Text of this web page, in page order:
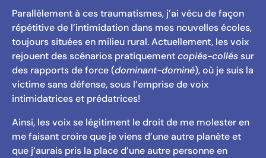
Parallèlement à ces traumatismes, j’ai vécu de façon
répétitive de l’intimidation dans mes nouvelles écoles,
toujours situées en milieu rural. Actuellement, les voix
rejouent des scénarios pratiquementcopiés-colléssur
des rapports de force (dominant-dominé), où je suis la
victime sans défense, sous l’emprise de voix
intimidatrices et prédatrices!
Ainsi, les voix se légitiment le droit de me molester en
me faisant croire que je viens d’une autre planète et
que j’aurais pris la place d’une autre personne en